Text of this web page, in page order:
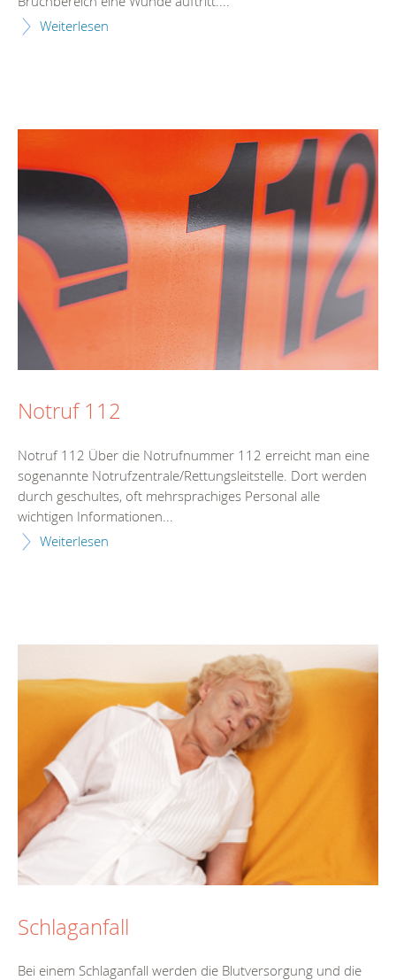
Weiterlesen
Notruf 112
Notruf 112 Über die Notrufnummer 112 erreicht man eine
sogenannte Notrufzentrale/Rettungsleitstelle. Dort werden
durch geschultes, oft mehrsprachiges Personal alle
wichtigen Informationen...
Weiterlesen
Schlaganfall
Bei einem Schlaganfall werden die Blutversorgung und die